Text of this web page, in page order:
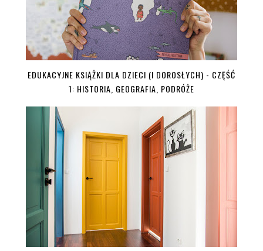
EDUKACYJNE KSIĄŻKI DLA DZIECI (I DOROSŁYCH) - CZĘŚĆ
1: HISTORIA, GEOGRAFIA, PODRÓŻE